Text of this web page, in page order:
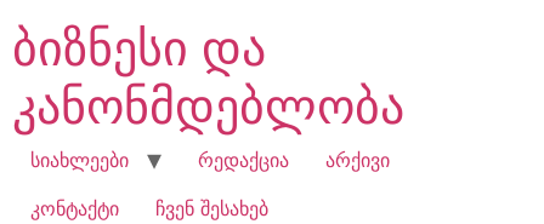
to
content
ბიზნესი და
კანონმდებლობა
სიახლეები რედაქცია
არქივი
კონტაქტი
ჩვენ შესახებ